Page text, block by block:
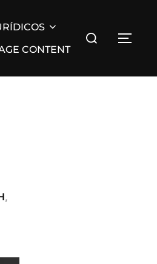
CONTENT
,